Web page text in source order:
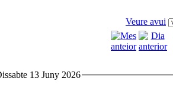
Veure avui
13 Juny 2026